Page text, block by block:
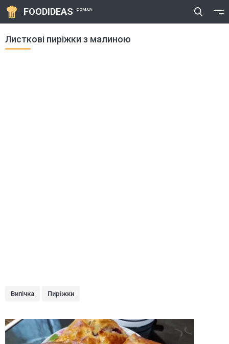
FOODIDEAS COM.UA
Листкові пиріжки з малиною
Випічка Пиріжки